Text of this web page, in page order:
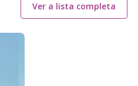
Ver a lista completa